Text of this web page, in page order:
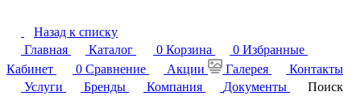
Назад к списку
Главная
Каталог 0 Корзина 0 Избранные
Кабинет
0 Сравнение Акции Галерея
Контакты
Услуги
Бренды Компания Документы
Поиск